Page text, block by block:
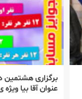
برگزاری هشتمین
عنوان آقا بیا